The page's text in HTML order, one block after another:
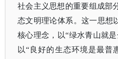
社会主义思想的重要组成部
态文明理论体系。这一思想
核心理念，以“绿水青山就是
以“良好的生态环境是最普